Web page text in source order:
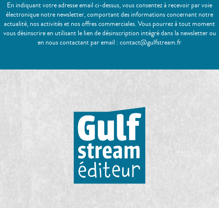
En indiquant votre adresse email ci-dessus, vous consentez à recevoir par voie
électronique notre newsletter, comportant des informations concernant notre
actualité, nos activités et nos offres commerciales. Vous pourrez à tout moment
vous désinscrire en utilisant le lien de désinscription intégré dans la newsletter ou
en nous contactant par email : contact@gulfstream.fr